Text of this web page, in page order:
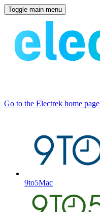
Toggle main menu
Go to the Electrek home page
9to5Mac